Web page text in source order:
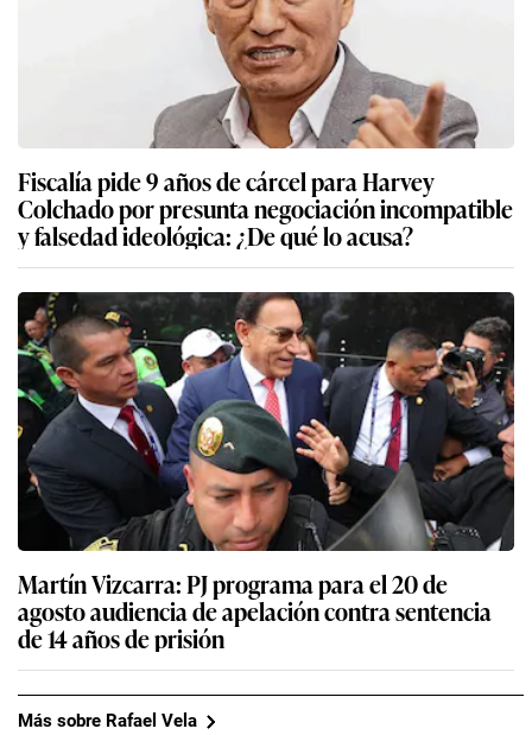
Fiscalía pide 9 años de cárcel para Harvey
Colchado por presunta negociación incompatible
y falsedad ideológica: ¿De qué lo acusa?
Martín Vizcarra: PJ programa para el 20 de
agosto audiencia de apelación contra sentencia
de 14 años de prisión
Más sobre Rafael Vela